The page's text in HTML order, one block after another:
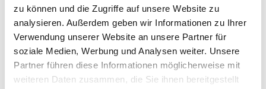
zu können und die Zugriffe auf unsere Website zu
analysieren. Außerdem geben wir Informationen zu Ihrer
Verwendung unserer Website an unsere Partner für
soziale Medien, Werbung und Analysen weiter. Unsere
Partner führen diese Informationen möglicherweise mit
weiteren Daten zusammen, die Sie ihnen bereitgestellt
¹MVZ für Augenheilkunde Großhansdorf der MVZ Augen-Heilkunde-Nord GmbH
Gesellschafter der AOB GbR · Ballindamm 37 · 20095 Hamburg
Geschäftsführer der GmbH: Dr. J. Magner · Dr. S.-H. Yun · L. Melville · Dr. C. Mahnke
²angestellte Fachärztin